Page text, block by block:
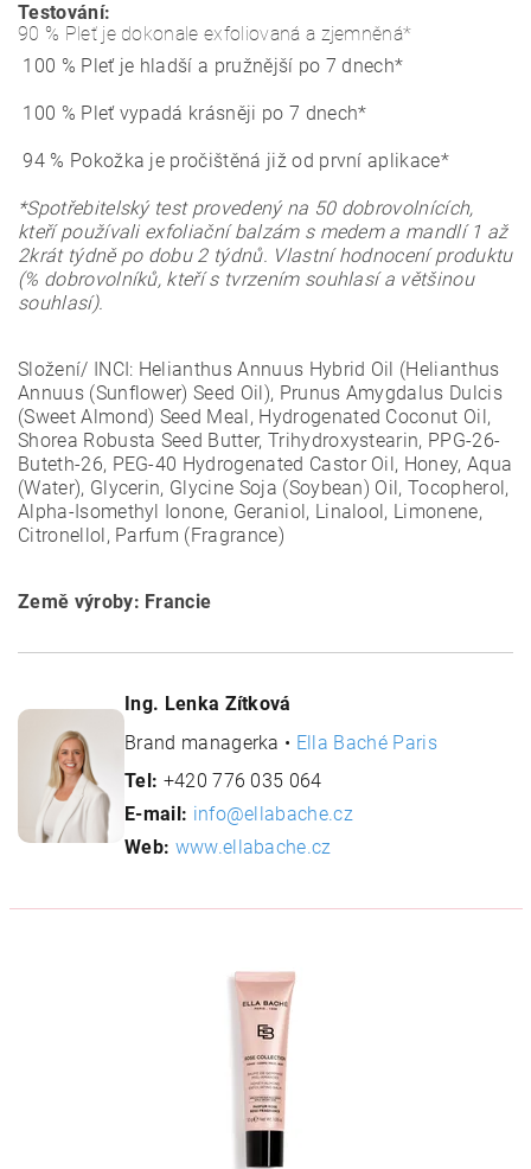
Testování:
90 % Pleť je dokonale exfoliovaná a zjemněná*
100 % Pleť je hladší a pružnější po 7 dnech*
100 % Pleť vypadá krásněji po 7 dnech*
94 % Pokožka je pročištěná již od první aplikace*
*Spotřebitelský test provedený na 50 dobrovolnících,
kteří používali exfoliační balzám s medem a mandlí 1 až
2krát týdně po dobu 2 týdnů. Vlastní hodnocení produktu
(% dobrovolníků, kteří s tvrzením souhlasí a většinou
souhlasí).
Složení/ INCI: Helianthus Annuus Hybrid Oil (Helianthus
Annuus (Sunflower) Seed Oil), Prunus Amygdalus Dulcis
(Sweet Almond) Seed Meal, Hydrogenated Coconut Oil,
Shorea Robusta Seed Butter, Trihydroxystearin, PPG-26-
Buteth-26, PEG-40 Hydrogenated Castor Oil, Honey, Aqua
(Water), Glycerin, Glycine Soja (Soybean) Oil, Tocopherol,
Alpha-Isomethyl Ionone, Geraniol, Linalool, Limonene,
Citronellol, Parfum (Fragrance)
Země výroby: Francie
Ing. Lenka Zítková
Brand managerka • Ella Baché Paris
Tel: +420 776 035 064
E-mail: info@ellabache.cz
Web: www.ellabache.cz